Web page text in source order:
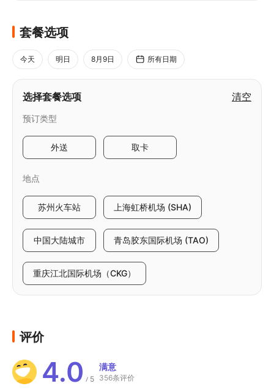
套餐选项
今天 明日 8月9日 所有日期
选择套餐选项 清空
预订类型
外送 取卡
地点
苏州火车站 上海虹桥机场 (SHA)
中国大陆城市 青岛胶东国际机场 (TAO)
重庆江北国际机场（CKG）
评价
4.0 / 5
满意
356条评价